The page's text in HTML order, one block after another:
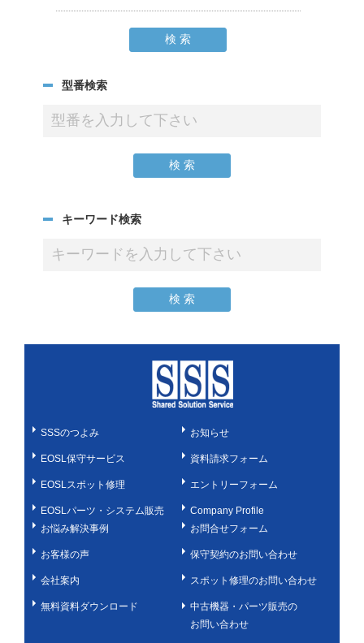
型番検索
キーワード検索
SSSのつよみ
EOSL保守サービス
EOSLスポット修理
EOSLパーツ・システム販売
お悩み解決事例
お客様の声
会社案内
無料資料ダウンロード
お知らせ
資料請求フォーム
エントリーフォーム
Company Profile
お問合せフォーム
保守契約のお問い合わせ
スポット修理のお問い合わせ
中古機器・パーツ販売の
お問い合わせ